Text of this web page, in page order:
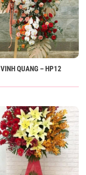
VINH QUANG – HP12